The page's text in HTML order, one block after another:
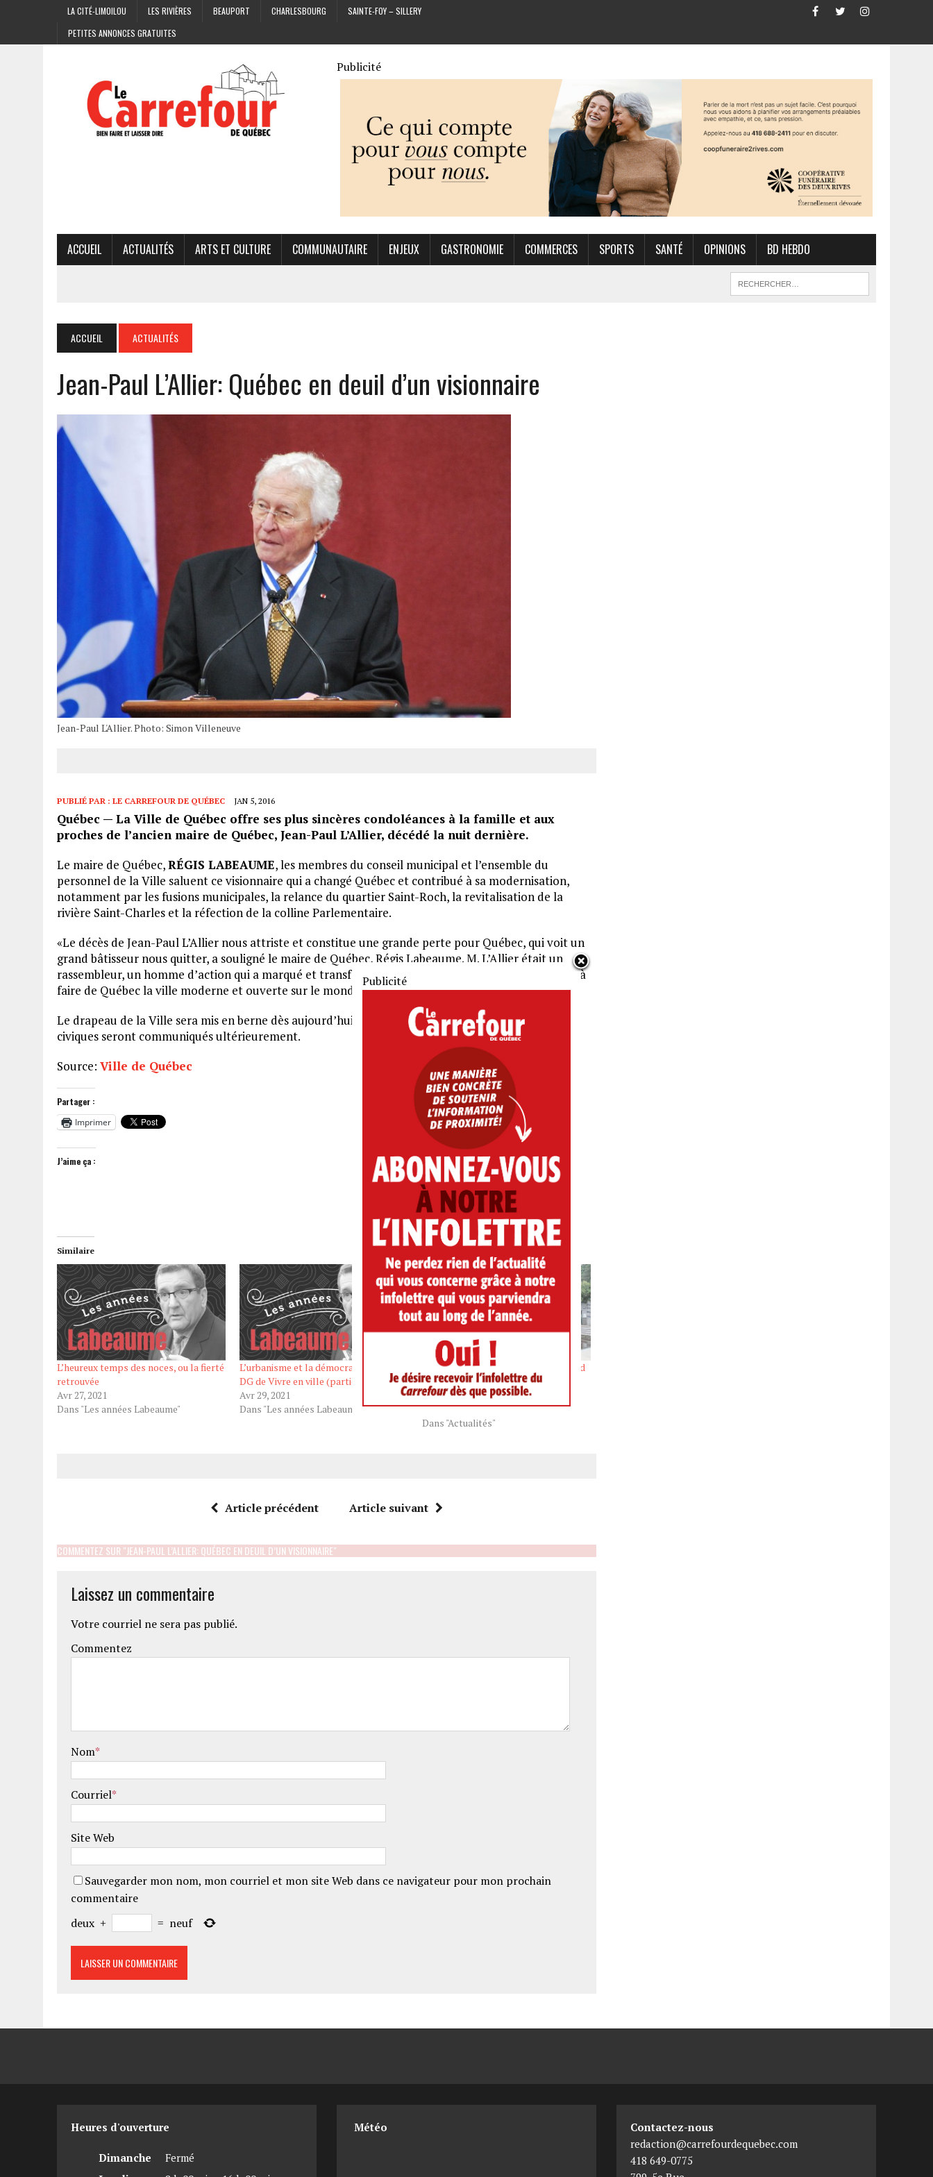
LA CITÉ-LIMOILOU LES RIVIÈRES BEAUPORT CHARLESBOURG
SAINTE-FOY – SILLERY
PETITES ANNONCES GRATUITES
Publicité
ACCUEIL ACTUALITÉS ARTS ET CULTURE COMMUNAUTAIRE ENJEUX GASTRONOMIE COMMERCES SPORTS SANTÉ OPINIONS BD HEBDO
ACCUEIL ACTUALITÉS
Jean-Paul L’Allier: Québec en deuil d’un visionnaire
Jean-Paul L'Allier. Photo: Simon Villeneuve
PUBLIÉ PAR : LE CARREFOUR DE QUÉBEC JAN 5, 2016
Québec — La Ville de Québec offre ses plus sincères condoléances à la famille et aux
proches de l’ancien maire de Québec, Jean-Paul L’Allier, décédé la nuit dernière.
Le maire de Québec,RÉGIS LABEAUME, les membres du conseil municipal et l’ensemble du
personnel de la Ville saluent ce visionnaire qui a changé Québec et contribué à sa modernisation,
notamment par les fusions municipales, la relance du quartier Saint-Roch, la revitalisation de la
rivière Saint-Charles et la réfection de la colline Parlementaire.
«Le décès de Jean-Paul L’Allier nous attriste et constitue une grande perte pour Québec, qui voit un
grand bâtisseur nous quitter, a souligné le maire de Québec, Régis Labeaume. M. L’Allier était un
rassembleur, un homme d’action qui a marqué et transformé le visage de notre ville. Il a contribué à
faire de Québec la ville moderne et ouverte sur le monde que nous connaissons aujourd’hui.»
Le drapeau de la Ville sera mis en berne dès aujourd’hui et les détails concernant les funérailles
civiques seront communiqués ultérieurement.
Source: Ville de Québec
Partager :
Imprimer
J’aime ça :
Similaire
L’heureux temps des noces, ou la fierté
retrouvée
Avr 27, 2021
Dans "Les années Labeaume"
L’urbanisme et la démocratie, selon le
DG de Vivre en ville (partie 2)
Avr 29, 2021
Dans "Les années Labeaume"
Jardin Jean-Paul-L’Allier : « Marchand
a jeté l’éponge en ce qui concerne le
quartier St-Roch »
Juil 25, 2025
Dans "Actualités"
Article précédent Article suivant
COMMENTEZ SUR "JEAN-PAUL L’ALLIER: QUÉBEC EN DEUIL D’UN VISIONNAIRE"
Laissez un commentaire
Votre courriel ne sera pas publié.
Commentez
Nom*
Courriel*
Site Web
Sauvegarder mon nom, mon courriel et mon site Web dans ce navigateur pour mon prochain
commentaire
deux + = neuf
Heures d'ouverture
Dimanche
Fermé
Météo
Contactez-nous
redaction@carrefourdequebec.com
418 649-0775